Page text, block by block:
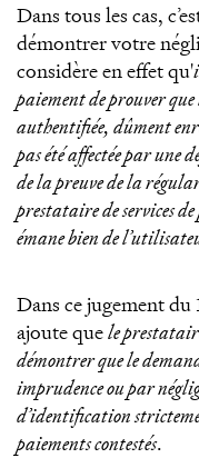
Dans tous les cas,
démontrer votre
considère en effet qu'
paiement de prouver
authentifiée, dûment
pas été affectée par une
de la preuve de la
prestataire de services
émane bien de
Dans ce jugement
ajoute quele
démontrer que le
imprudence ou par
d’identification
paiements contestés.